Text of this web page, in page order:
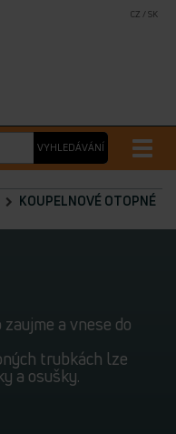
CZ / SK
VYHLEDÁVÁNÍ
Toggle
KOUPELNOVÉ OTOPNÉ
a vnese do
trubkách lze
a osušky.